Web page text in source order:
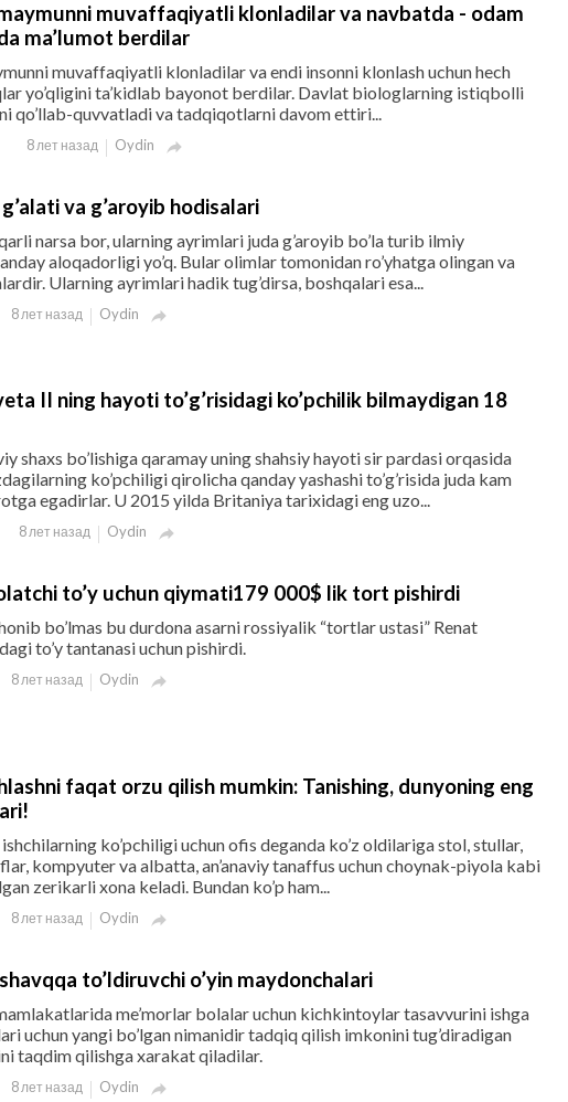
muvaffaqiyatli klonladilar va navbatda - odam
ma’lumot berdilar
muvaffaqiyatli klonladilar va endi insonni klonlash uchun hech
yo’qligini ta’kidlab bayonot berdilar. Davlat biologlarning istiqbolli
qo’llab-quvvatladi va tadqiqotlarni davom ettiri...
8 лет назад Oydin 
va g’aroyib hodisalari
narsa bor, ularning ayrimlari juda g’aroyib bo’la turib ilmiy
aloqadorligi yo’q. Bular olimlar tomonidan ro’yhatga olingan va
Ularning ayrimlari hadik tug’dirsa, boshqalari esa...
8 лет назад Oydin 
II ning hayoti to’g’risidagi ko’pchilik bilmaydigan 18
shaxs bo’lishiga qaramay uning shahsiy hayoti sir pardasi orqasida
ko’pchiligi qirolicha qanday yashashi to’g’risida juda kam
egadirlar. U 2015 yilda Britaniya tarixidagi eng uzo...
8 лет назад Oydin 
to’y uchun qiymati179 000$ lik tort pishirdi
bo’lmas bu durdona asarni rossiyalik “tortlar ustasi” Renat
to’y tantanasi uchun pishirdi.
8 лет назад Oydin 
faqat orzu qilish mumkin: Tanishing, dunyoning eng
ko’pchiligi uchun ofis deganda ko’z oldilariga stol, stullar,
kompyuter va albatta, an’anaviy tanaffus uchun choynak-piyola kabi
zerikarli xona keladi. Bundan ko’p ham...
8 лет назад Oydin 
to’ldiruvchi o’yin maydonchalari
me’morlar bolalar uchun kichkintoylar tasavvurini ishga
uchun yangi bo’lgan nimanidir tadqiq qilish imkonini tug’diradigan
taqdim qilishga xarakat qiladilar.
8 лет назад Oydin 